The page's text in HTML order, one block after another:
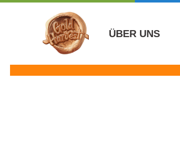
ÜBER UNS